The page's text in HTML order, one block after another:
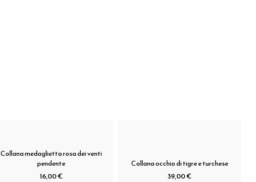
Collana medaglietta rosa dei venti
pendente
16,00 €
Collana occhio di tigre e turchese
39,00 €